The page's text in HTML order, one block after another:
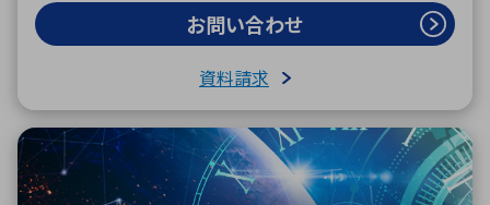
お問い合わせ
資料請求